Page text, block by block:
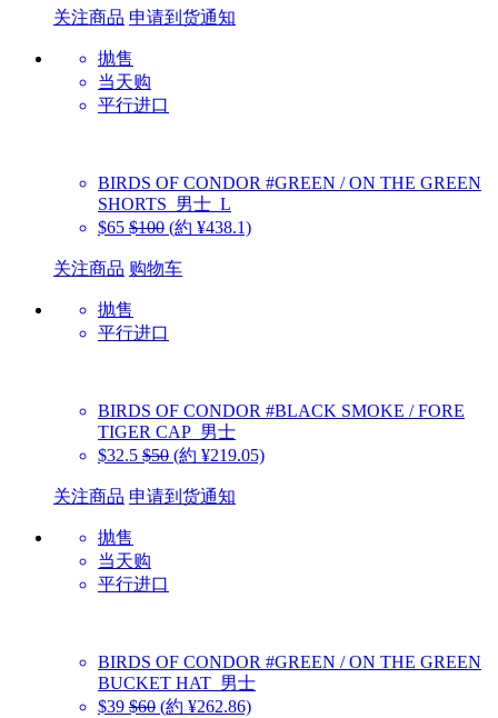
关注商品 申请到货通知
抛售
当天购
平行进口
BIRDS OF CONDOR #GREEN / ON THE GREEN
SHORTS_男士_L
$65 $100 (約 ¥438.1)
关注商品 购物车
抛售
平行进口
BIRDS OF CONDOR #BLACK SMOKE / FORE
TIGER CAP_男士
$32.5 $50 (約 ¥219.05)
关注商品 申请到货通知
抛售
当天购
平行进口
BIRDS OF CONDOR #GREEN / ON THE GREEN
BUCKET HAT_男士
$39 $60 (約 ¥262.86)